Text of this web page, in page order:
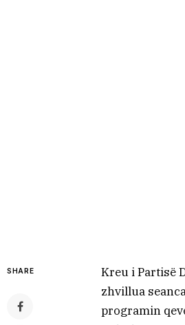
SHARE
Kreu i Partisë
zhvillua
programin